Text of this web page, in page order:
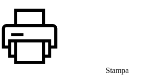
Stampa